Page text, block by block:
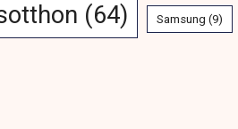
(64) Samsung (9)